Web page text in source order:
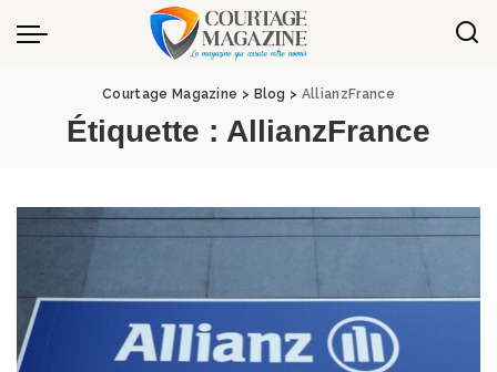
Panneau de gestion des cookies
Courtage Magazine > Blog > AllianzFrance
Étiquette : AllianzFrance